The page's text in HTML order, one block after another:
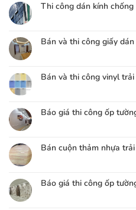
Thi công dán kính
Bán và thi công giấy
Bán và thi công vinyl
Báo giá thi công ốp
Bán cuộn thảm nhựa
Báo giá thi công ốp